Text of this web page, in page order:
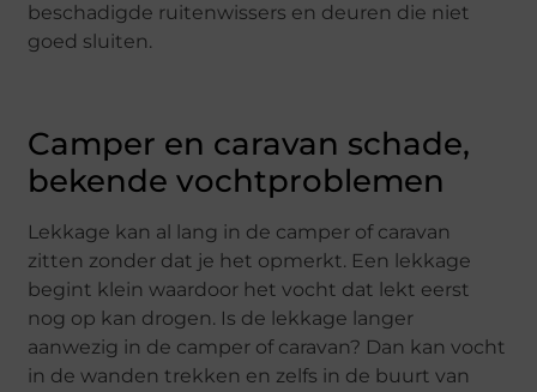
beschadigde ruitenwissers en deuren die niet
goed sluiten.
Camper en caravan schade,
bekende vochtproblemen
Lekkage kan al lang in de camper of caravan
zitten zonder dat je het opmerkt. Een lekkage
begint klein waardoor het vocht dat lekt eerst
nog op kan drogen. Is de lekkage langer
aanwezig in de camper of caravan? Dan kan vocht
in de wanden trekken en zelfs in de buurt van